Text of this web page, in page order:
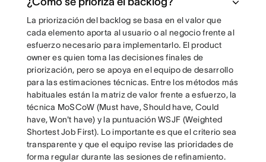
La priorización del backlog se basa en el valor que
cada elemento aporta al usuario o al negocio frente al
esfuerzo necesario para implementarlo. El product
owner es quien toma las decisiones finales de
priorización, pero se apoya en el equipo de desarrollo
para las estimaciones técnicas. Entre los métodos más
habituales están la matriz de valor frente a esfuerzo, la
técnica MoSCoW (Must have, Should have, Could
have, Won't have) y la puntuación WSJF (Weighted
Shortest Job First). Lo importante es que el criterio sea
transparente y que el equipo revise las prioridades de
forma regular durante las sesiones de refinamiento.